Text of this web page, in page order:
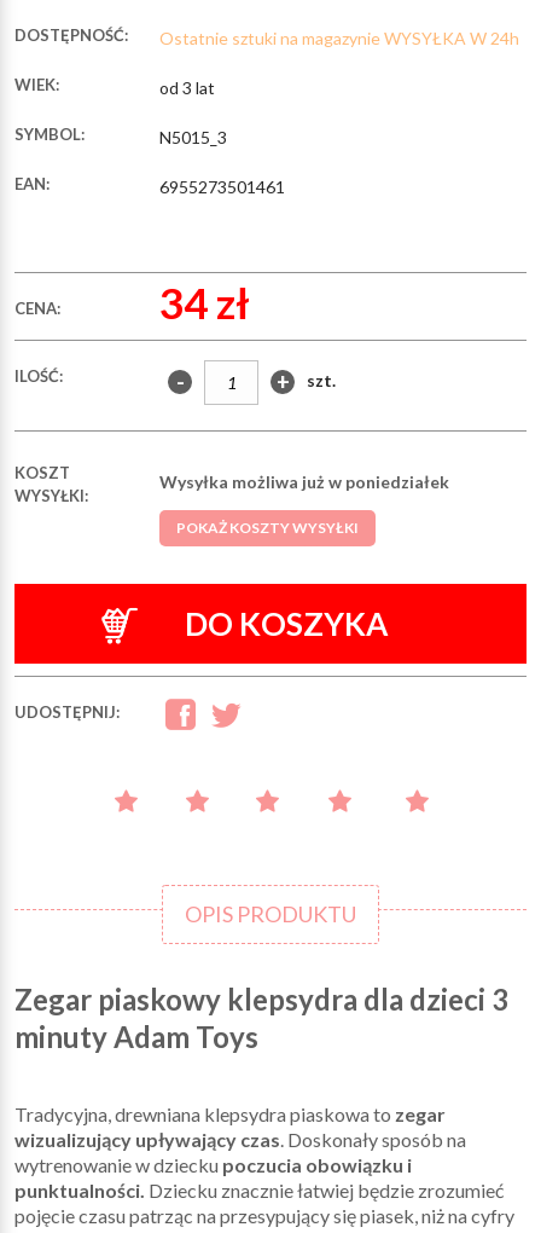
DOSTĘPNOŚĆ: Ostatnie sztuki na magazynie WYSYŁKA W 24h
WIEK: od 3 lat
SYMBOL: N5015_3
EAN: 6955273501461
CENA: 34 zł
ILOŚĆ: - + szt.
KOSZT
WYSYŁKI:
Wysyłka możliwa już w poniedziałek
POKAŻ KOSZTY WYSYŁKI
DO KOSZYKA
UDOSTĘPNIJ:
OPIS PRODUKTU
Zegar piaskowy klepsydra dla dzieci 3
minuty Adam Toys
Tradycyjna, drewniana klepsydra piaskowa to zegar
wizualizujący upływający czas . Doskonały sposób na
wytrenowanie w dziecku poczucia obowiązku i
punktualności. Dziecku znacznie łatwiej będzie zrozumieć
pojęcie czasu patrząc na przesypujący się piasek, niż na cyfry